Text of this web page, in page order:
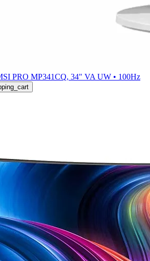
PRO MP341CQ, 34" VA UW • 100Hz